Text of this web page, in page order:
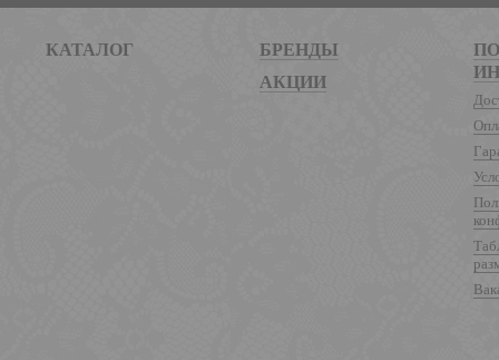
КАТАЛОГ
БРЕНДЫ
АКЦИИ